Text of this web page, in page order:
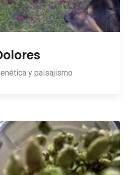
y paisajismo